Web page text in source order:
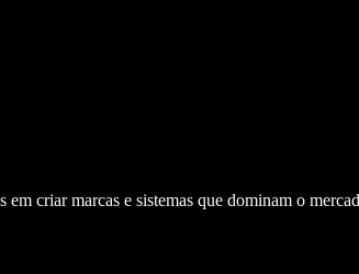
criar marcas e sistemas que dominam o